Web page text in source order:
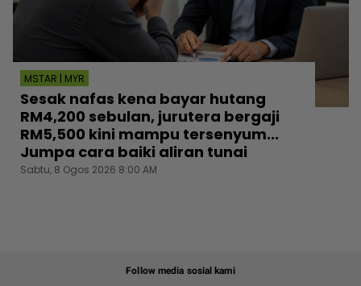
MSTAR | MYR
Sesak nafas kena bayar hutang
RM4,200 sebulan, jurutera bergaji
RM5,500 kini mampu tersenyum...
Jumpa cara baiki aliran tunai
Sabtu, 8 Ogos 2026 8:00 AM
Follow media sosial kami